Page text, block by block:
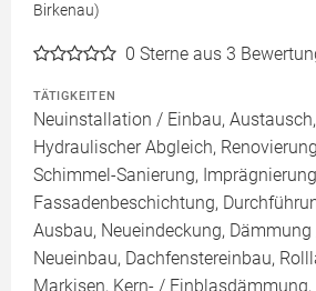
Birkenau)
0 Sterne aus 3
TÄTIGKEITEN
Neuinstallation / Einbau,
Hydraulischer Abgleich,
Schimmel-Sanierung,
Fassadenbeschichtung,
Ausbau, Neueindeckung,
Neueinbau, Dachfenstereinbau,
Markisen, Kern- /